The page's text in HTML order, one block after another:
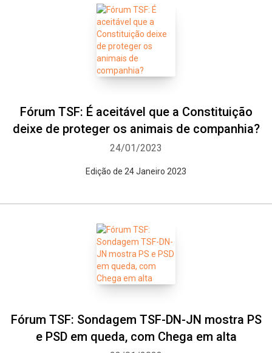
Fórum TSF: É aceitável que a Constituição
deixe de proteger os animais de companhia?
24/01/2023
Edição de 24 Janeiro 2023
Fórum TSF: Sondagem TSF-DN-JN mostra PS
e PSD em queda, com Chega em alta